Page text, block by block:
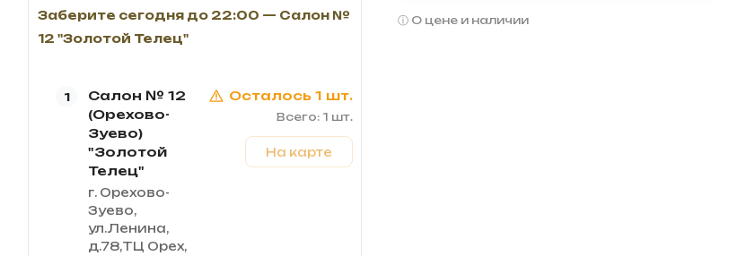
Заберите сегодня до 22:00 — Салон №
12 "Золотой Телец"
1
Салон № 12
(Орехово-
Зуево)
"Золотой
Телец"
г. Орехово-
Зуево,
ул.Ленина,
д.78,ТЦ Орех,
Осталось 1 шт.
Всего: 1 шт.
На карте
О цене и наличии